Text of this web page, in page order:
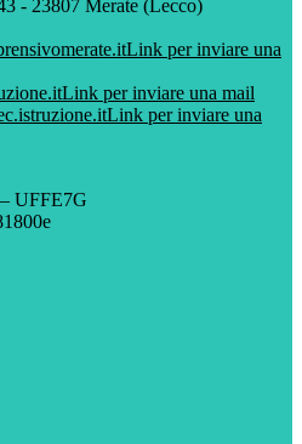
- 23807 Merate (Lecco)
Link per inviare una
Link per inviare una mail
Link per inviare una
UFFE7G